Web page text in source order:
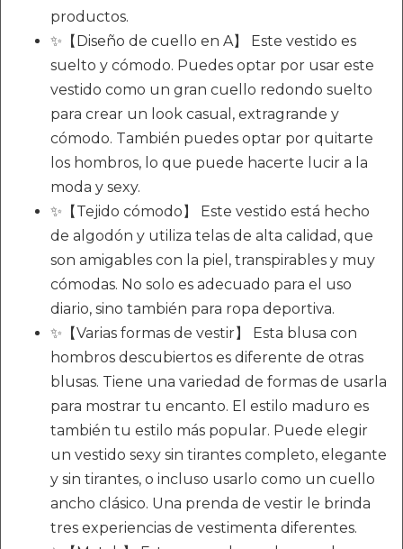
productos.
✨【Diseño de cuello en A】 Este vestido es
suelto y cómodo. Puedes optar por usar este
vestido como un gran cuello redondo suelto
para crear un look casual, extragrande y
cómodo. También puedes optar por quitarte
los hombros, lo que puede hacerte lucir a la
moda y sexy.
✨【Tejido cómodo】 Este vestido está hecho
de algodón y utiliza telas de alta calidad, que
son amigables con la piel, transpirables y muy
cómodas. No solo es adecuado para el uso
diario, sino también para ropa deportiva.
✨【Varias formas de vestir】 Esta blusa con
hombros descubiertos es diferente de otras
blusas. Tiene una variedad de formas de usarla
para mostrar tu encanto. El estilo maduro es
también tu estilo más popular. Puede elegir
un vestido sexy sin tirantes completo, elegante
y sin tirantes, o incluso usarlo como un cuello
ancho clásico. Una prenda de vestir le brinda
tres experiencias de vestimenta diferentes.